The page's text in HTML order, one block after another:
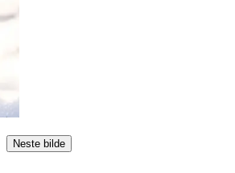
Neste bilde